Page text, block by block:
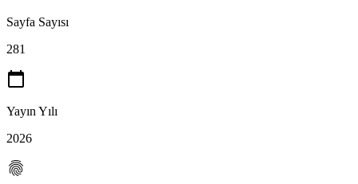
Sayfa Sayısı
281
calendar_today
Yayın Yılı
2026
fingerprint